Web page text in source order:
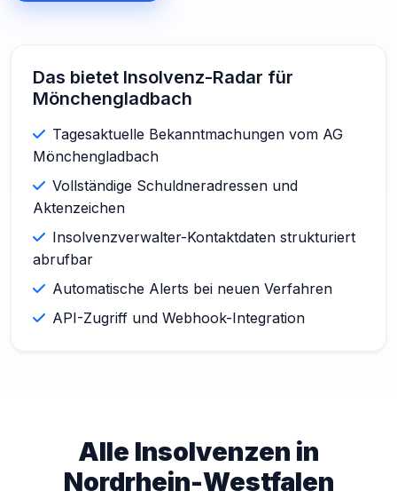
Das bietet Insolvenz-Radar für
Mönchengladbach
Tagesaktuelle Bekanntmachungen vom AG
Mönchengladbach
Vollständige Schuldneradressen und
Aktenzeichen
Insolvenzverwalter-Kontaktdaten strukturiert
abrufbar
Automatische Alerts bei neuen Verfahren
API-Zugriff und Webhook-Integration
Alle Insolvenzen in
Nordrhein-Westfalen